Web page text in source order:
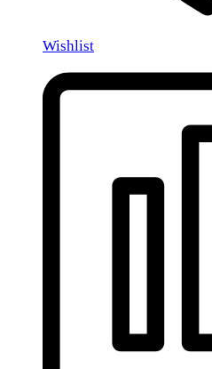
Wishlist